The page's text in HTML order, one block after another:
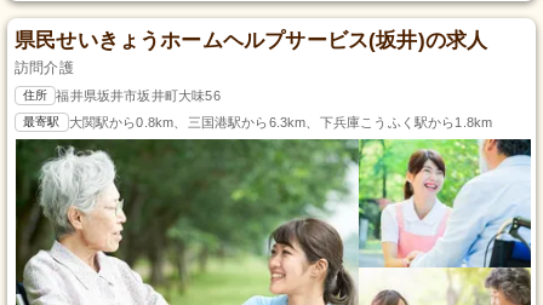
県民せいきょうホームヘルプサービス(坂井)の求人
訪問介護
住所 福井県坂井市坂井町大味56
最寄駅 大関駅から0.8km、三国港駅から6.3km、下兵庫こうふく駅から1.8km